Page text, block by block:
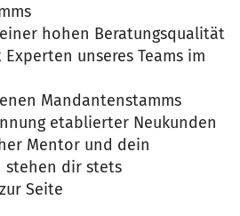
hohen Beratungsqualität
unseres Teams im
Mandantenstamms
etablierter Neukunden
Mentor und dein
stehen dir stets
Seite